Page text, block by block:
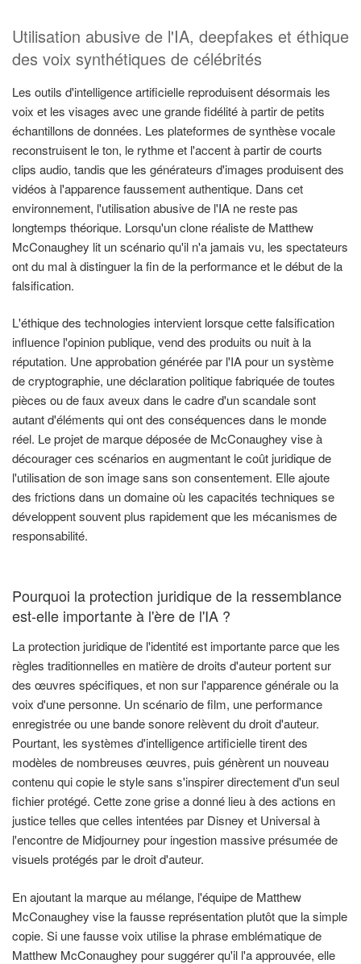
Utilisation abusive de l'IA, deepfakes et éthique
des voix synthétiques de célébrités
Les outils d'intelligence artificielle reproduisent désormais les
voix et les visages avec une grande fidélité à partir de petits
échantillons de données. Les plateformes de synthèse vocale
reconstruisent le ton, le rythme et l'accent à partir de courts
clips audio, tandis que les générateurs d'images produisent des
vidéos à l'apparence faussement authentique. Dans cet
environnement, l'utilisation abusive de l'IA ne reste pas
longtemps théorique. Lorsqu'un clone réaliste de Matthew
McConaughey lit un scénario qu'il n'a jamais vu, les spectateurs
ont du mal à distinguer la fin de la performance et le début de la
falsification.
L'éthique des technologies intervient lorsque cette falsification
influence l'opinion publique, vend des produits ou nuit à la
réputation. Une approbation générée par l'IA pour un système
de cryptographie, une déclaration politique fabriquée de toutes
pièces ou de faux aveux dans le cadre d'un scandale sont
autant d'éléments qui ont des conséquences dans le monde
réel. Le projet de marque déposée de McConaughey vise à
décourager ces scénarios en augmentant le coût juridique de
l'utilisation de son image sans son consentement. Elle ajoute
des frictions dans un domaine où les capacités techniques se
développent souvent plus rapidement que les mécanismes de
responsabilité.
Pourquoi la protection juridique de la ressemblance
est-elle importante à l'ère de l'IA ?
La protection juridique de l'identité est importante parce que les
règles traditionnelles en matière de droits d'auteur portent sur
des œuvres spécifiques, et non sur l'apparence générale ou la
voix d'une personne. Un scénario de film, une performance
enregistrée ou une bande sonore relèvent du droit d'auteur.
Pourtant, les systèmes d'intelligence artificielle tirent des
modèles de nombreuses œuvres, puis génèrent un nouveau
contenu qui copie le style sans s'inspirer directement d'un seul
fichier protégé. Cette zone grise a donné lieu à des actions en
justice telles que celles intentées par Disney et Universal à
l'encontre de Midjourney pour ingestion massive présumée de
visuels protégés par le droit d'auteur.
En ajoutant la marque au mélange, l'équipe de Matthew
McConaughey vise la fausse représentation plutôt que la simple
copie. Si une fausse voix utilise la phrase emblématique de
Matthew McConaughey pour suggérer qu'il l'a approuvée, elle